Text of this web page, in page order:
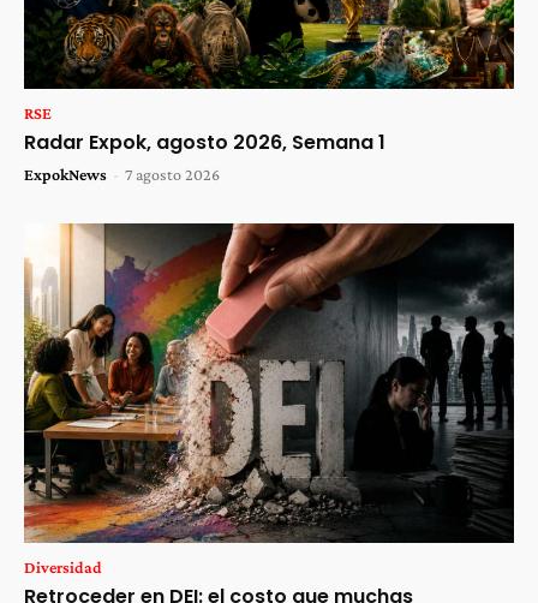
RSE
Radar Expok, agosto 2026, Semana 1
ExpokNews - 7 agosto 2026
Diversidad
Retroceder en DEI: el costo que muchas